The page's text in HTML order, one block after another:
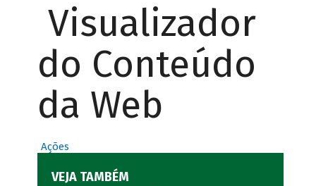
Visualizador
do Conteúdo
da Web
Ações
VEJA TAMBÉM